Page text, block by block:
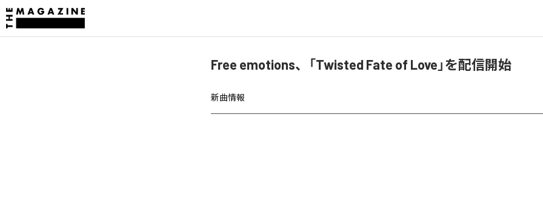
Free emotions、「Twisted Fate of Love」を配信開始
新曲情報